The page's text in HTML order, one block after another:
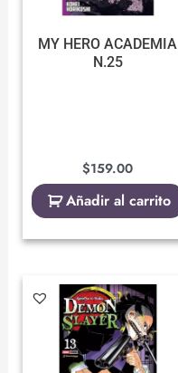
MY HERO ACADEMIA
N.25
$159.00
Añadir al carrito